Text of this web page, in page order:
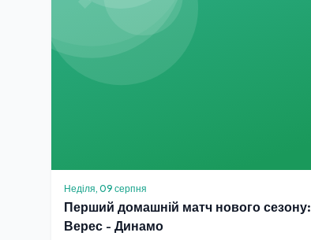
Неділя, 09 серпня
Перший домашній матч нового сезону:
Верес - Динамо